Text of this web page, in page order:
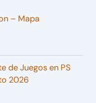
– Mapa
de Juegos en PS
2026